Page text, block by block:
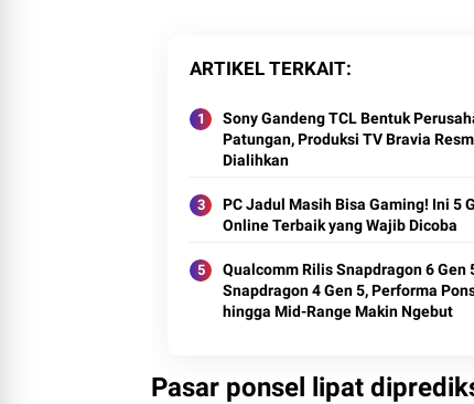
ARTIKEL TERKAIT
Sony Gandeng TCL Bentuk
Patungan, Produksi TV Bravia
Dialihkan
PC Jadul Masih Bisa Gaming! Ini 5
Online Terbaik yang Wajib Dicoba
Qualcomm Rilis Snapdragon 6 Gen
Snapdragon 4 Gen 5, Performa
hingga Mid-Range Makin Ngebut
Pasar ponsel lipat